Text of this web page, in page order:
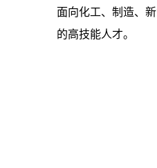
面向化工、制造、
的高技能人才。